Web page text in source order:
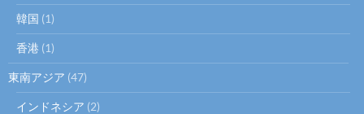
韓国 (1)
香港 (1)
東南アジア (47)
インドネシア (2)